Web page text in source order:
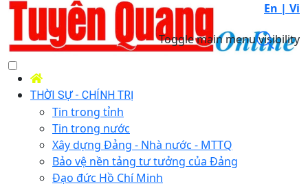
En | Vi
Toggle main menu visibility
THỜI SỰ - CHÍNH TRỊ
Tin trong tỉnh
Tin trong nước
Xây dựng Đảng - Nhà nước - MTTQ
Bảo vệ nền tảng tư tưởng của Đảng
Đạo đức Hồ Chí Minh